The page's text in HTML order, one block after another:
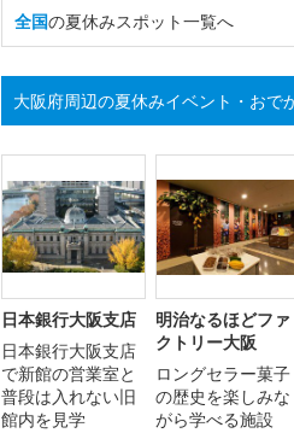
全国の夏休みスポット一覧へ
大阪府周辺の夏休みイベント・おで
日本銀行大阪支店
日本銀行大阪支店
で新館の営業室と
普段は入れない旧
館内を見学
明治なるほどファ
クトリー大阪
ロングセラー菓子
の歴史を楽しみな
がら学べる施設